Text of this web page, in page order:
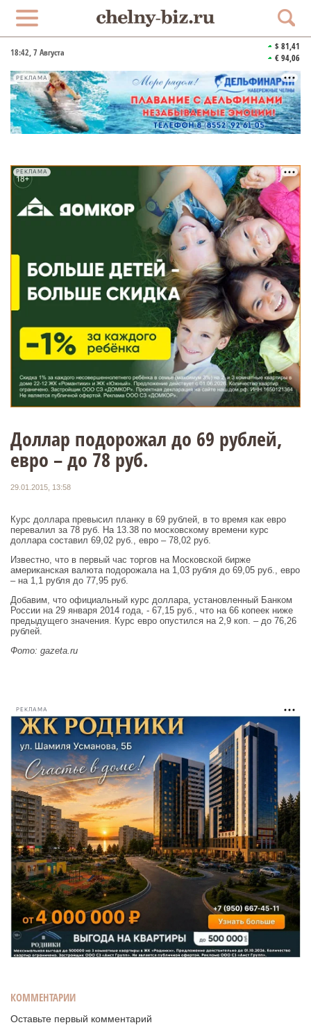
18:42, 7 Августа
$ 81,41
€ 94,06
РЕКЛАМА
РЕКЛАМА
Доллар подорожал до 69 рублей,
евро – до 78 руб.
29.01.2015, 13:58
Курс доллара превысил планку в 69 рублей, в то время как евро
перевалил за 78 руб. На 13.38 по московскому времени курс
доллара составил 69,02 руб., евро – 78,02 руб.
Известно, что в первый час торгов на Московской бирже
американская валюта подорожала на 1,03 рубля до 69,05 руб., евро
– на 1,1 рубля до 77,95 руб.
Добавим, что официальный курс доллара, установленный Банком
России на 29 января 2014 года, - 67,15 руб., что на 66 копеек ниже
предыдущего значения. Курс евро опустился на 2,9 коп. – до 76,26
рублей.
Фото: gazeta.ru
РЕКЛАМА
КОММЕНТАРИИ
Оставьте первый комментарий